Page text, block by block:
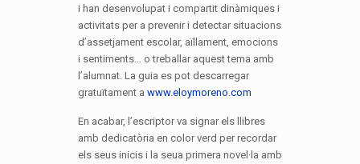
i han desenvolupat i compartit dinàmiques i
activitats per a prevenir i detectar situacions
d’assetjament escolar, aïllament, emocions
i sentiments… o treballar aquest tema amb
l’alumnat. La guia es pot descarregar
gratuïtament a www.eloymoreno.com
En acabar, l’escriptor va signar els llibres
amb dedicatòria en color verd per recordar
els seus inicis i la seua primera novel·la amb